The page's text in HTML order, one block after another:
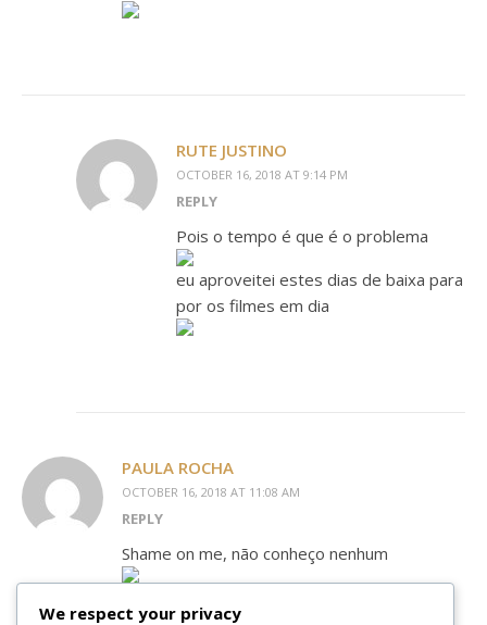
RUTE JUSTINO
OCTOBER 16, 2018 AT 9:14 PM
REPLY
Pois o tempo é que é o problema
eu aproveitei estes dias de baixa para
por os filmes em dia
PAULA ROCHA
OCTOBER 16, 2018 AT 11:08 AM
REPLY
Shame on me, não conheço nenhum
We respect your privacy